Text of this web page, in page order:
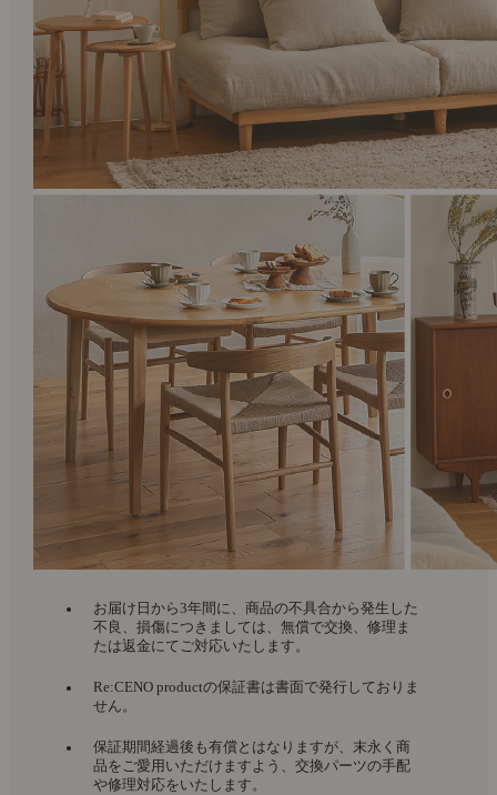
お届け日から3年間に、商品の不具合から発生した
不良、損傷につきましては、無償で交換、修理ま
たは返金にてご対応いたします。
Re:CENO productの保証書は書面で発行しておりま
せん。
保証期間経過後も有償とはなりますが、末永く商
品をご愛用いただけますよう、交換パーツの手配
や修理対応をいたします。